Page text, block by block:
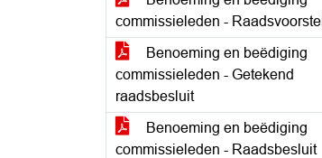
commissieleden - Raadsvoorstel
Benoeming en beëdiging
commissieleden - Getekend
raadsbesluit
Benoeming en beëdiging
commissieleden - Raadsbesluit